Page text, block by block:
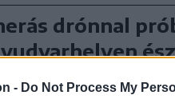
- Do Not Process My
drónnal
háztartásban
a Ro-Alert